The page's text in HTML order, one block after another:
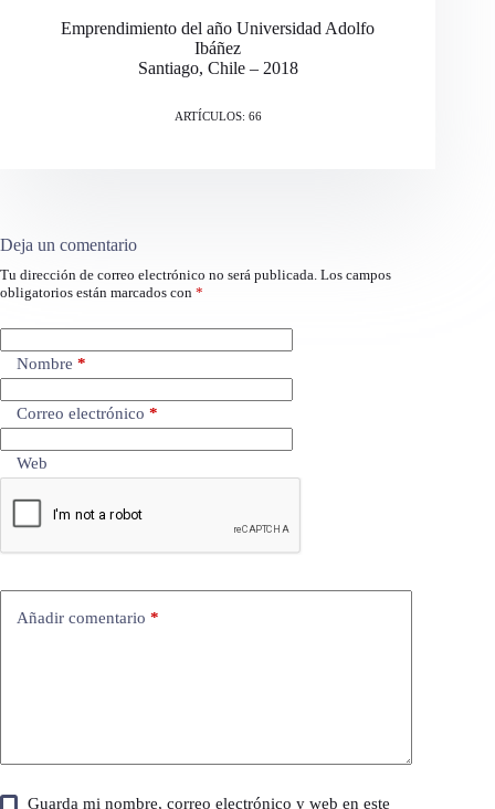
Emprendimiento del año Universidad Adolfo
Ibáñez
Santiago, Chile – 2018
ARTÍCULOS: 66
Deja un comentario
Tu dirección de correo electrónico no será publicada. Los campos
obligatorios están marcados con *
Nombre *
Correo electrónico *
Web
Añadir comentario *
Guarda mi nombre, correo electrónico y web en este